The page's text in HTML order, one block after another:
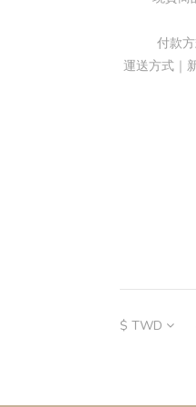
付款
運送方式｜
$ TWD